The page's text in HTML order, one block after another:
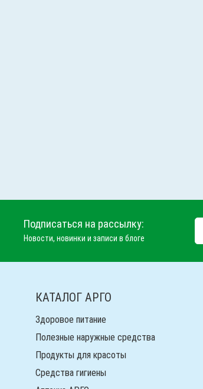
Подписаться на рассылку:
Новости, новинки и записи в блоге
КАТАЛОГ АРГО
Здоровое питание
Полезные наружные средства
Продукты для красоты
Средства гигиены